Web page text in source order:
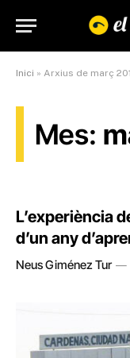
Inici » Arxius de març
Mes:
L’experiència
d’un any
Neus Giménez Tur